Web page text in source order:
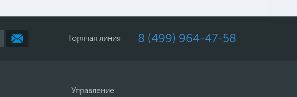
Горячая линия 8 (499) 964-47-58
Управление